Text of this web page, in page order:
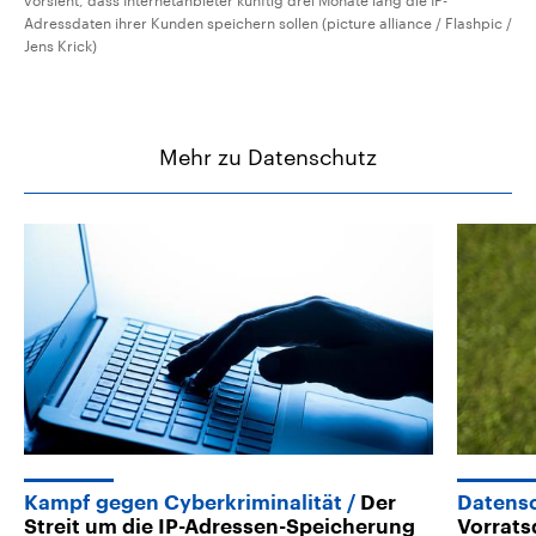
Adressdaten ihrer Kunden speichern sollen (picture alliance / Flashpic /
Jens Krick)
Mehr zu Datenschutz
Kampf gegen Cyberkriminalität
Der
Streit um die IP-Adressen-Speicherung